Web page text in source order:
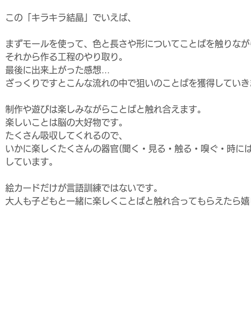
この「キラキラ結晶」でいえば、
まずモールを使って、色と長さや形についてことばを触りなが
それから作る工程のやり取り。
最後に出来上がった感想…
ざっくりですとこんな流れの中で狙いのことばを獲得していき
制作や遊びは楽しみながらことばと触れ合えます。
楽しいことは脳の大好物です。
たくさん吸収してくれるので、
いかに楽しくたくさんの器官(聞く・見る・触る・嗅ぐ・時に
しています。
絵カードだけが言語訓練ではないです。
大人も子どもと一緒に楽しくことばと触れ合ってもらえたら嬉